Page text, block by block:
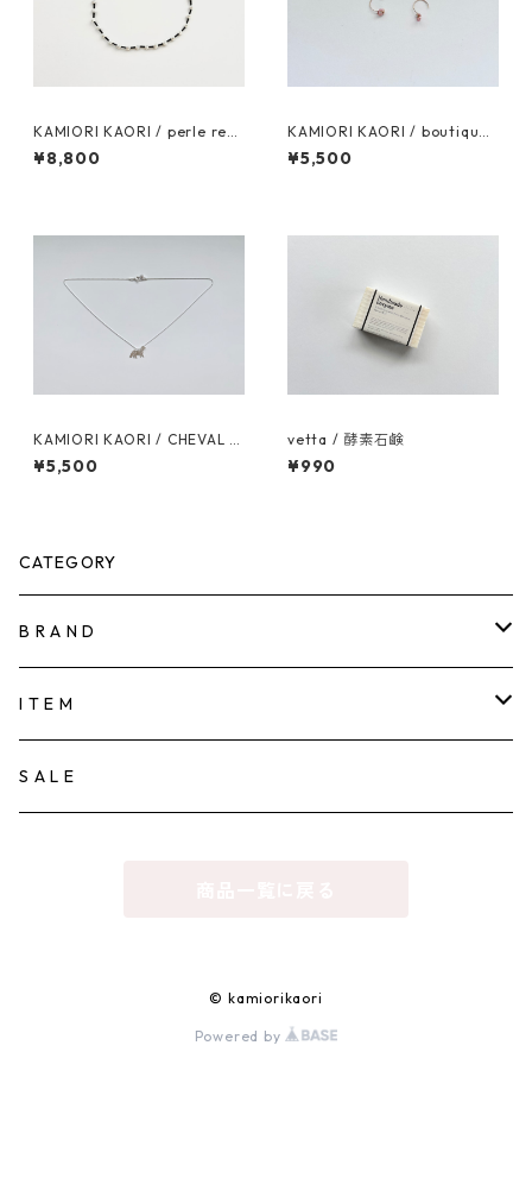
KAMIORI KAORI / perle ref1
0 necklace /dark brown
¥8,800
KAMIORI KAORI / boutique
pierces / Rhodochrosite
¥5,500
KAMIORI KAORI / CHEVAL R
EF2 necklace
¥5,500
vetta / 酵素石鹸
¥990
CATEGORY
B R A N D
KAMIORI KAORI
TOWAVASE
I T E M
ACCESSORY
S A L E
© kamiorikaori
Powered by